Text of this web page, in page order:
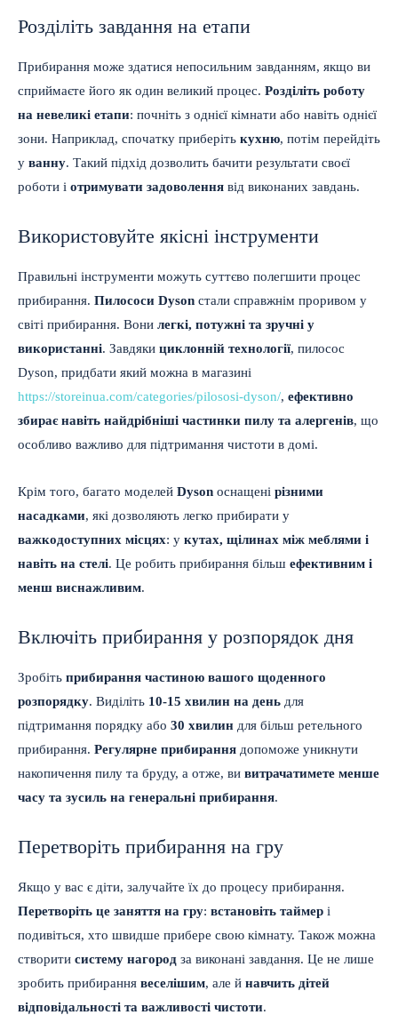
Розділіть завдання на етапи
Прибирання може здатися непосильним завданням, якщо ви
сприймаєте його як один великий процес. Розділіть роботу
на невеликі етапи: почніть з однієї кімнати або навіть однієї
зони. Наприклад, спочатку приберіть кухню, потім перейдіть
у ванну. Такий підхід дозволить бачити результати своєї
роботи і отримувати задоволення від виконаних завдань.
Використовуйте якісні інструменти
Правильні інструменти можуть суттєво полегшити процес
прибирання. Пилососи Dyson стали справжнім проривом у
світі прибирання. Вони легкі, потужні та зручні у
використанні. Завдяки циклонній технології, пилосос
Dyson, придбати який можна в магазині
https://storeinua.com/categories/pilososi-dyson/, ефективно
збирає навіть найдрібніші частинки пилу та алергенів, що
особливо важливо для підтримання чистоти в домі.
Крім того, багато моделей Dyson оснащені різними
насадками, які дозволяють легко прибирати у
важкодоступних місцях: у кутах, щілинах між меблями і
навіть на стелі. Це робить прибирання більш ефективним і
менш виснажливим.
Включіть прибирання у розпорядок дня
Зробіть прибирання частиною вашого щоденного
розпорядку. Виділіть 10-15 хвилин на день для
підтримання порядку або 30 хвилин для більш ретельного
прибирання. Регулярне прибирання допоможе уникнути
накопичення пилу та бруду, а отже, ви витрачатимете менше
часу та зусиль на генеральні прибирання.
Перетворіть прибирання на гру
Якщо у вас є діти, залучайте їх до процесу прибирання.
Перетворіть це заняття на гру: встановіть таймер і
подивіться, хто швидше прибере свою кімнату. Також можна
створити систему нагород за виконані завдання. Це не лише
зробить прибирання веселішим, але й навчить дітей
відповідальності та важливості чистоти.